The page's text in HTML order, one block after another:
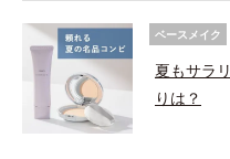
ベースメイク
夏もサラ
りは？